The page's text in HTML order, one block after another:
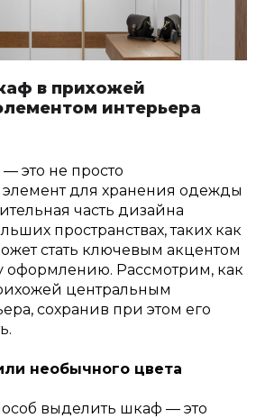
в прихожей
интерьера
это не просто
для хранения одежды
часть дизайна
пространствах, таких как
стать ключевым акцентом
оформлению. Рассмотрим, как
центральным
сохранив при этом его
необычного цвета
выделить шкаф — это